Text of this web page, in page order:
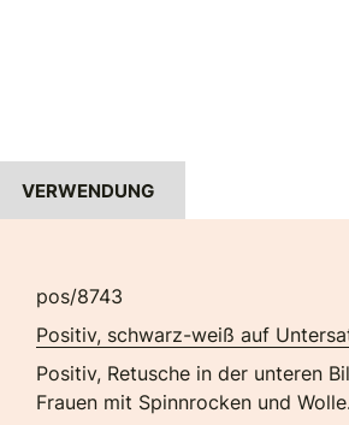
VERWENDUNG
pos/8743
Positiv, schwarz-weiß auf
Positiv, Retusche in der unteren
Frauen mit Spinnrocken und Wolle.